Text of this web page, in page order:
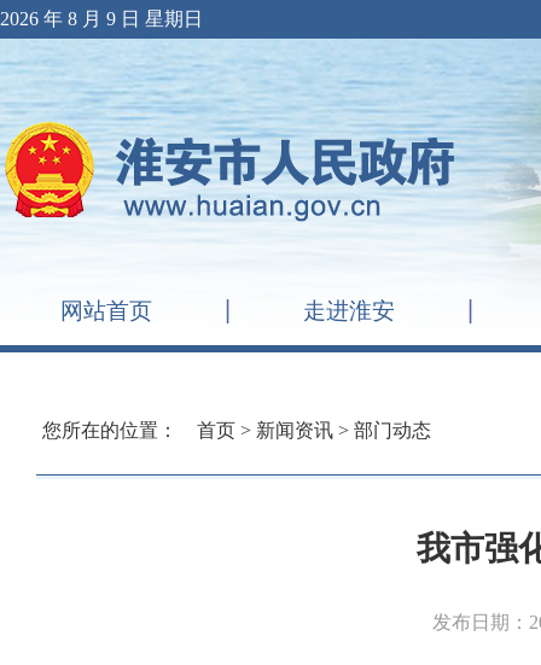
2026 年 8 月 9 日 星期日
网站首页 走进淮安
您所在的位置： 首页 > 新闻资讯 > 部门动态
我市强
发布日期：